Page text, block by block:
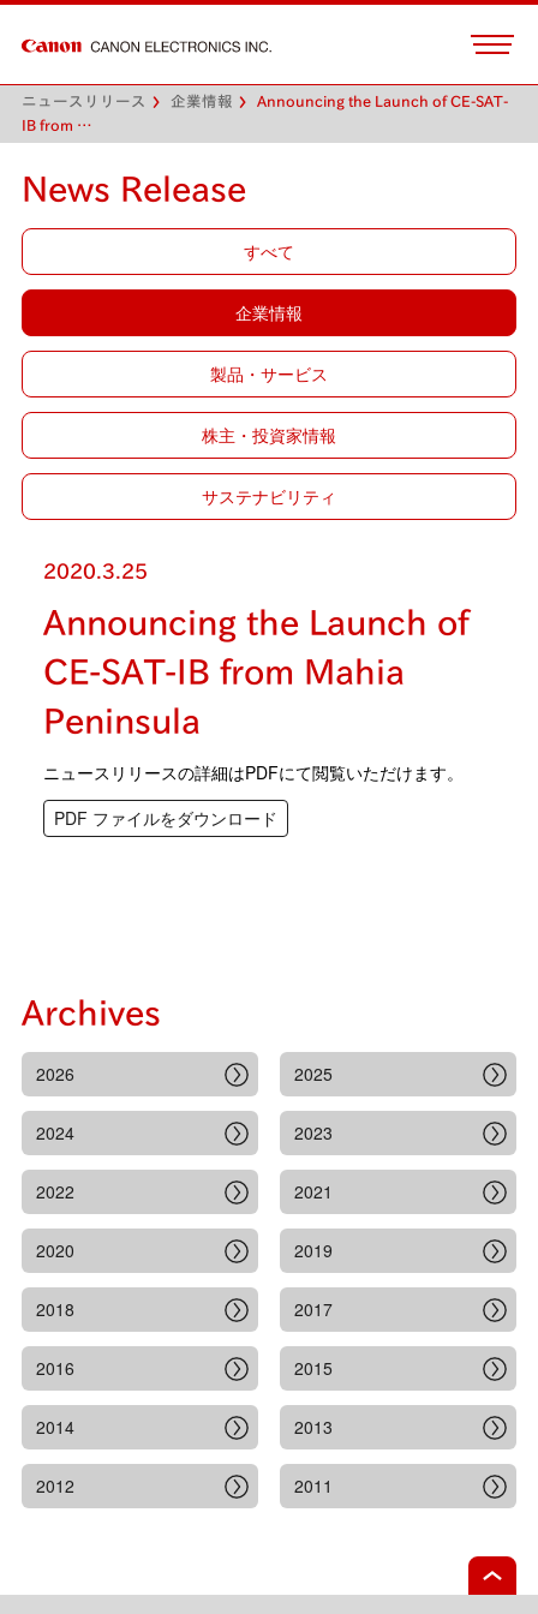
ニュースリリース 企業情報
Announcing the Launch of CE-SAT-
IB from …
News Release
すべて
企業情報
製品・サービス
株主・投資家情報
サステナビリティ
2020.3.25
Announcing the Launch of
CE-SAT-IB from Mahia
Peninsula
ニュースリリースの詳細はPDFにて閲覧いただけます。
PDF ファイルをダウンロード
Archives
2026 2025
2024 2023
2022 2021
2020 2019
2018 2017
2016 2015
2014 2013
2012 2011